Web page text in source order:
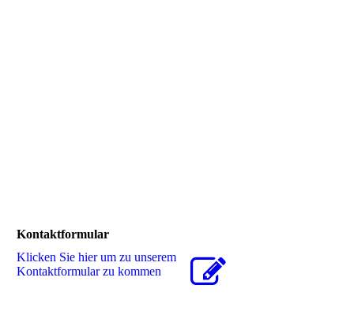
Kontaktformular
Klicken Sie hier um zu unserem
Kon­takt­for­mu­lar zu kommen